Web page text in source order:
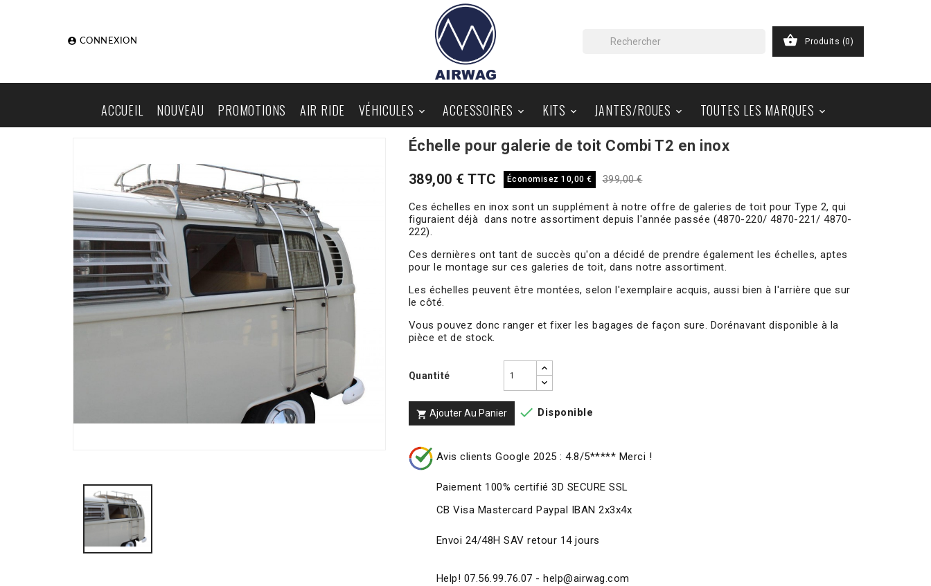
 CONNEXION  Produits (0)
ACCUEIL NOUVEAU PROMOTIONS AIR RIDE 
VÉHICULES 
ACCESSOIRES 
KITS 
JANTES/ROUES 
TOUTES LES MARQUES
PIÈCES AU DÉTAIL BLOG
Échelle pour galerie de toit Combi T2 en inox
389,00 € TTC Économisez 10,00 € 399,00 €
Ces échelles en inox sont un supplément à notre offre de galeries de toit pour Type 2, qui
figuraient déjà dans notre assortiment depuis l'année passée (4870-220/ 4870-221/ 4870-
222).
Ces dernières ont tant de succès qu'on a décidé de prendre également les échelles, aptes
pour le montage sur ces galeries de toit, dans notre assortiment.
Les échelles peuvent être montées, selon l'exemplaire acquis, aussi bien à l'arrière que sur
le côté.
Vous pouvez donc ranger et fixer les bagages de façon sure. Dorénavant disponible à la
pièce et de stock.
Quantité
 Ajouter Au Panier  Disponible
Avis clients Google 2025 : 4.8/5***** Merci !
Paiement 100% certifié 3D SECURE SSL
CB Visa Mastercard Paypal IBAN 2x3x4x
Envoi 24/48H SAV retour 14 jours
Help! 07.56.99.76.07 - help@airwag.com